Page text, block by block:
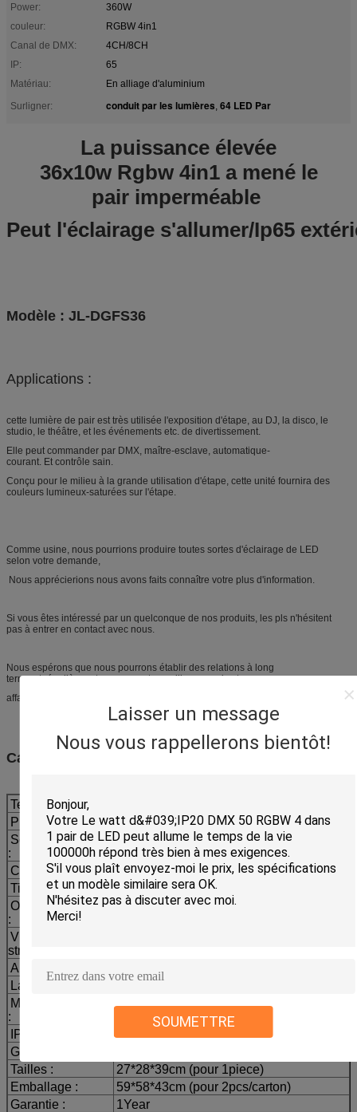
Laisser un message
Nous vous rappellerons bientôt!
SOUMETTRE
Power:
360W
couleur:
RGBW 4in1
Canal de DMX:
4CH/8CH
IP:
65
Matériau:
En alliage d'aluminium
Surligner:
conduit par les lumières, 64 LED Par
La puissance élevée
36x10w Rgbw 4in1 a mené le
pair imperméable
Peut l'éclairage s'allumer/Ip65
Modèle : JL-DGFS36
Applications :
cette lumière de pair est très utilisée l'exposition d'étape, au DJ, la disco, le
studio, le théâtre, et les événements etc. de divertissement.
Elle peut commander par DMX, maître-esclave, automatique-
courant. Et contrôle sain.
Conçu pour le milieu à la grande utilisation d'étape, cette unité fournira des
couleurs lumineux-saturées sur l'étape.
Comme usine, nous pourrions produire toutes sortes d'éclairage de LED
selon votre demande,
Nous apprécierions nous avons faits connaître votre plus d'information.
Si vous êtes intéressé par un quelconque de nos produits, les pls n'hésitent
pas à entrer en contact avec nous.
Nous espérons que nous pourrons établir des relations à long
terme et régulières et essayer notre meilleur appui votre
affaires.
Caractéristiques :
Tension :
Puissance :
360W
Source lumineuse
:
36pcs 10w RGBW 4 dans 1
LED lumineuse superbe
Couleur :
Couleur rouge, verte, bleue,blanche
Titme de la vie :
6-10 millions d'heures
Obscurcissement
:
de l'obscurcissement 0-
Vitesse de
stroboscope :
Angle de faisceau
La Manche :
Mode de contrôle
:
DMX512, autopropulsé, stroboscope,
Master&slave
IP
Gw :
Tailles :
27*28*39cm (pour 1piece)
Emballage :
59*58*43cm (pour 2pcs/carton)
Garantie :
1Year